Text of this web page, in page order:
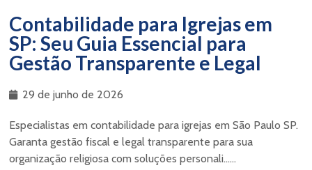
Contabilidade para Igrejas em
SP: Seu Guia Essencial para
Gestão Transparente e Legal
29 de junho de 2026
Especialistas em contabilidade para igrejas em São Paulo SP.
Garanta gestão fiscal e legal transparente para sua
organização religiosa com soluções personali......